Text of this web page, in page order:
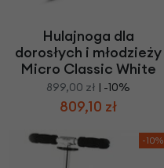
Hulajnoga dla
dorosłych i młodzieży
Micro Classic White
899,00 zł | -10%
809,10 zł
-10%